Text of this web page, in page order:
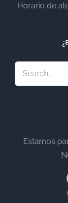
Horario de
Estamos